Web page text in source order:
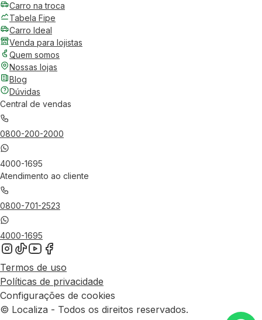
Carro na troca
Tabela Fipe
Carro Ideal
Venda para lojistas
Quem somos
Nossas lojas
Blog
Dúvidas
Central de vendas
0800-200-2000
4000-1695
Atendimento ao cliente
0800-701-2523
4000-1695
Termos de uso
Políticas de privacidade
Configurações de cookies
© Localiza - Todos os direitos reservados.